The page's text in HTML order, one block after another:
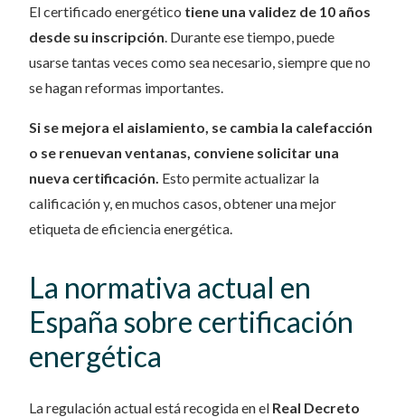
El certificado energético tiene una validez de 10 años
desde su inscripción . Durante ese tiempo, puede
usarse tantas veces como sea necesario, siempre que no
se hagan reformas importantes.
Si se mejora el aislamiento, se cambia la calefacción
o se renuevan ventanas, conviene solicitar una
nueva certificación. Esto permite actualizar la
calificación y, en muchos casos, obtener una mejor
etiqueta de eficiencia energética.
La normativa actual en
España sobre certificación
energética
La regulación actual está recogida en el Real Decreto